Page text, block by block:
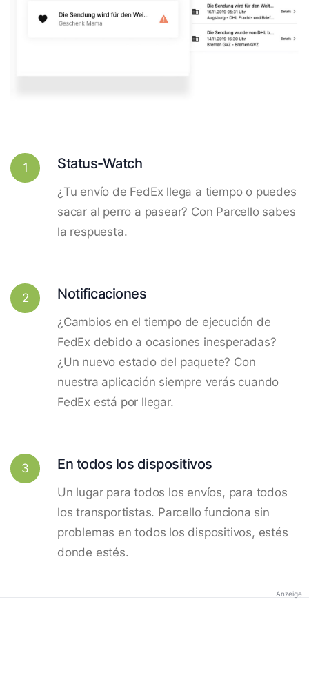
1 Status-Watch
¿Tu envío de FedEx llega a tiempo o puedes
sacar al perro a pasear? Con Parcello sabes
la respuesta.
2 Notificaciones
¿Cambios en el tiempo de ejecución de
FedEx debido a ocasiones inesperadas?
¿Un nuevo estado del paquete? Con
nuestra aplicación siempre verás cuando
FedEx está por llegar.
3 En todos los dispositivos
Un lugar para todos los envíos, para todos
los transportistas. Parcello funciona sin
problemas en todos los dispositivos, estés
donde estés.
Anzeige